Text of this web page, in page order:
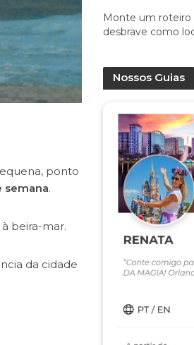
ponto
semana.
beira-mar.
da cidade
Monte um roteiro
desbrave como
Nossos Guias